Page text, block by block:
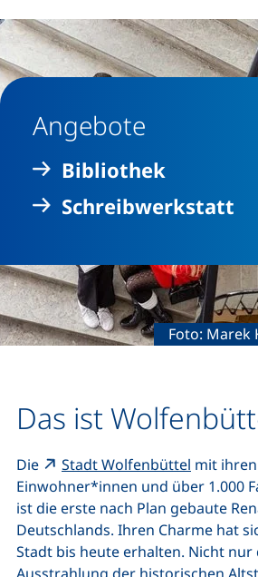
Angebote
Bibliothek
Schreibwerkstatt
Rechtliche
Foto: Marek
Das ist
Die Stadt Wolfenbüttel mit
Einwohner*innen und über 1.000
ist die erste nach Plan gebaute
Deutschlands. Ihren Charme hat
Stadt bis heute erhalten. Nicht nur